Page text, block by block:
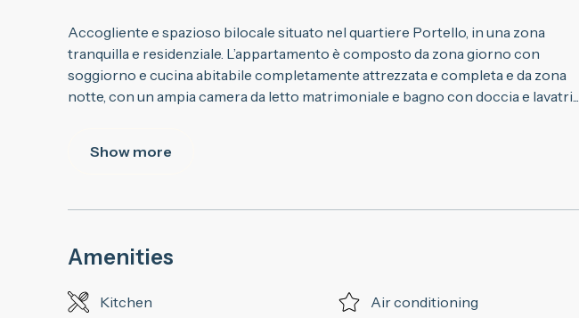
Accogliente e spazioso bilocale situato nel quartiere Portello, in una zona
tranquilla e residenziale. L’appartamento è composto da zona giorno con
soggiorno e cucina abitabile completamente attrezzata e completa e da zona
notte, con un ampia camera da letto matrimoniale e bagno con doccia e lavatri...
Show more
Amenities
Kitchen Air conditioning